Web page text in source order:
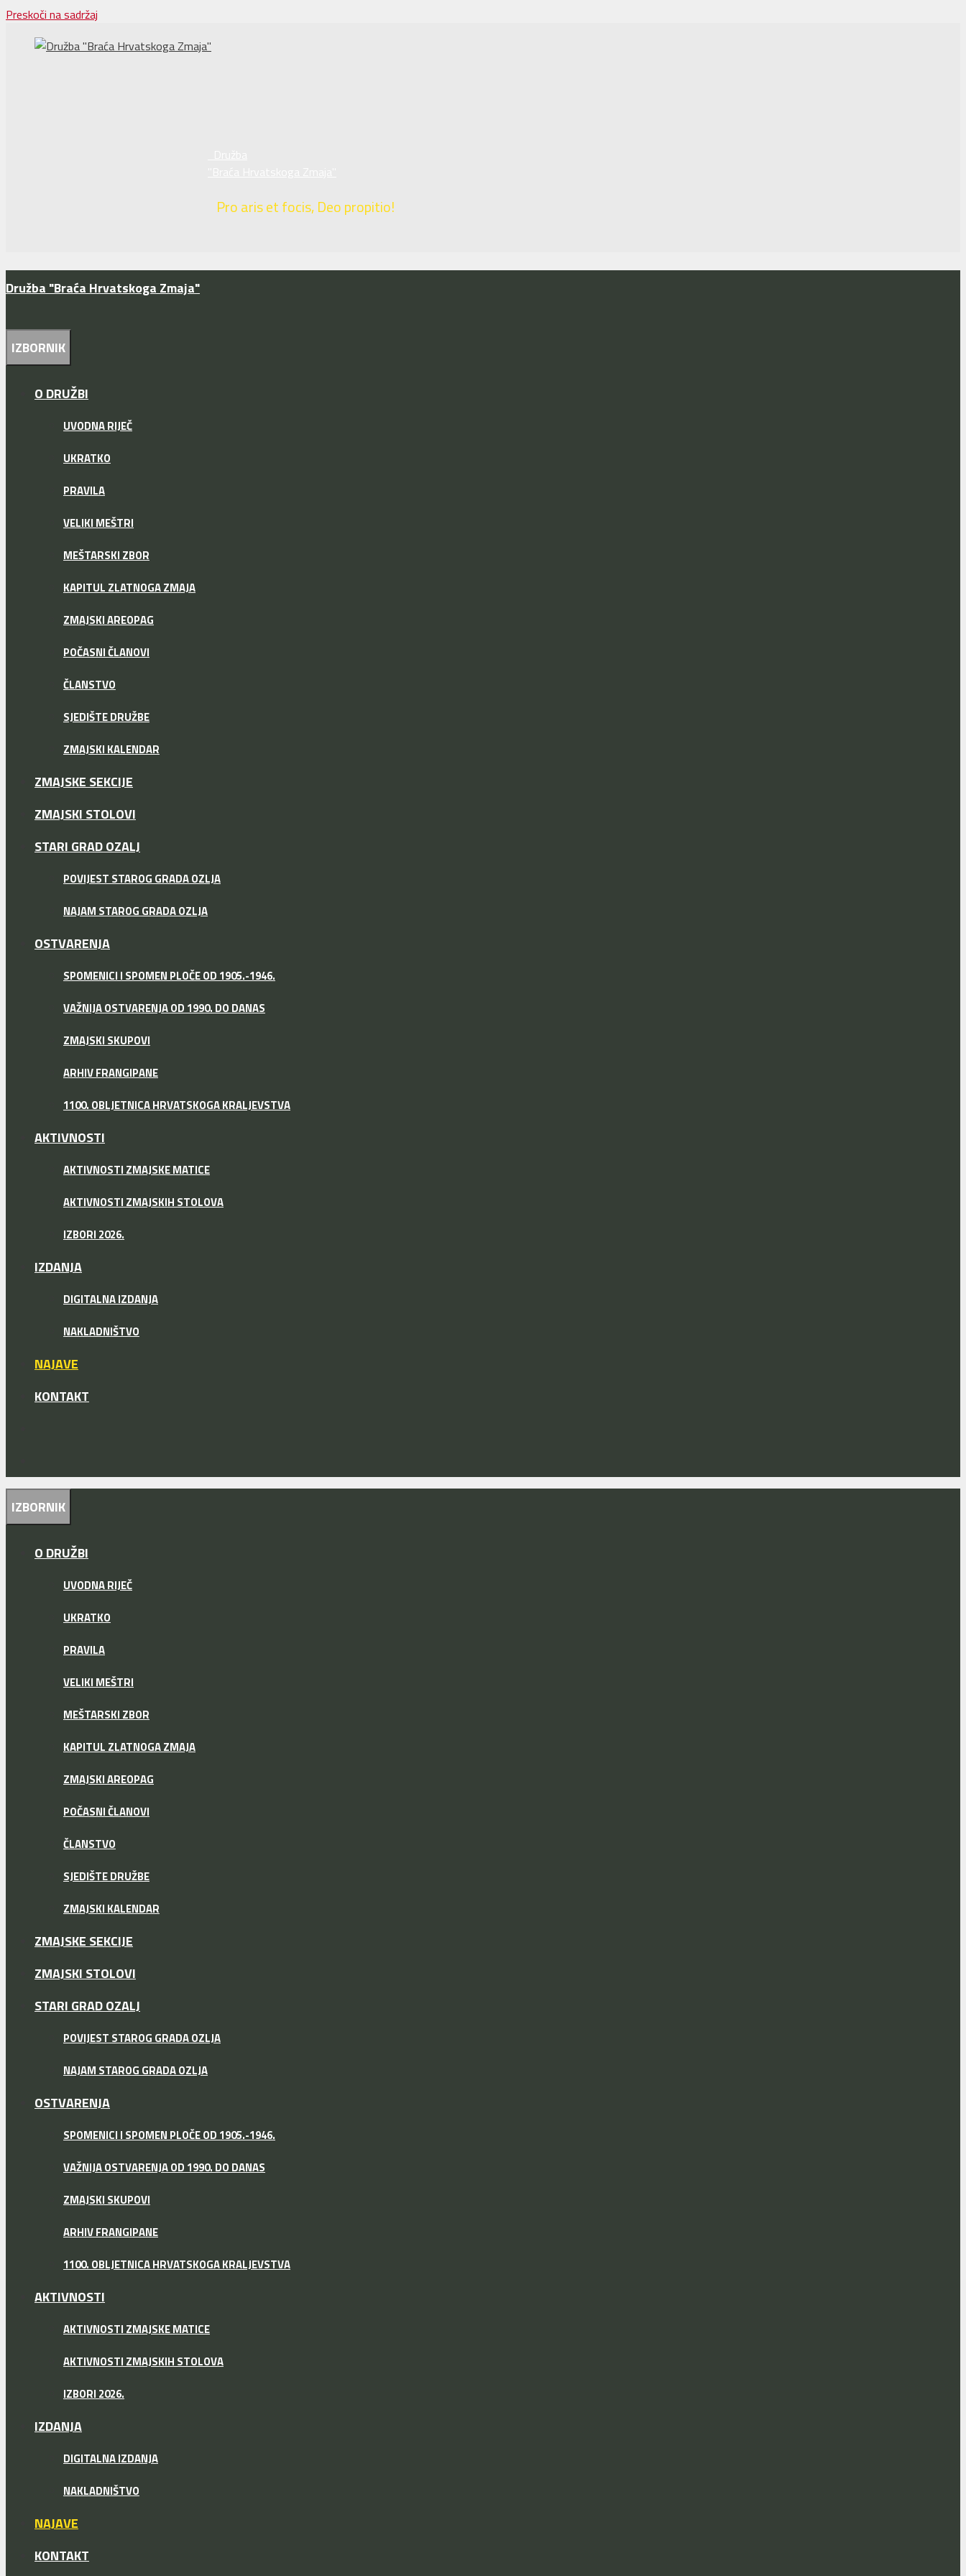
Preskoči na sadržaj
Pro aris et focis, Deo propitio!
Družba "Braća Hrvatskoga Zmaja"
IZBORNIK
O DRUŽBI
UVODNA RIJEČ
UKRATKO
PRAVILA
VELIKI MEŠTRI
MEŠTARSKI ZBOR
KAPITUL ZLATNOGA ZMAJA
ZMAJSKI AREOPAG
POČASNI ČLANOVI
ČLANSTVO
SJEDIŠTE DRUŽBE
ZMAJSKI KALENDAR
ZMAJSKE SEKCIJE
ZMAJSKI STOLOVI
STARI GRAD OZALJ
POVIJEST STAROG GRADA OZLJA
NAJAM STAROG GRADA OZLJA
OSTVARENJA
SPOMENICI I SPOMEN PLOČE OD 1905.-1946.
VAŽNIJA OSTVARENJA OD 1990. DO DANAS
ZMAJSKI SKUPOVI
ARHIV FRANGIPANE
1100. OBLJETNICA HRVATSKOGA KRALJEVSTVA
AKTIVNOSTI
AKTIVNOSTI ZMAJSKE MATICE
AKTIVNOSTI ZMAJSKIH STOLOVA
IZBORI 2026.
IZDANJA
DIGITALNA IZDANJA
NAKLADNIŠTVO
NAJAVE
KONTAKT
IZBORNIK
O DRUŽBI
UVODNA RIJEČ
UKRATKO
PRAVILA
VELIKI MEŠTRI
MEŠTARSKI ZBOR
KAPITUL ZLATNOGA ZMAJA
ZMAJSKI AREOPAG
POČASNI ČLANOVI
ČLANSTVO
SJEDIŠTE DRUŽBE
ZMAJSKI KALENDAR
ZMAJSKE SEKCIJE
ZMAJSKI STOLOVI
STARI GRAD OZALJ
POVIJEST STAROG GRADA OZLJA
NAJAM STAROG GRADA OZLJA
OSTVARENJA
SPOMENICI I SPOMEN PLOČE OD 1905.-1946.
VAŽNIJA OSTVARENJA OD 1990. DO DANAS
ZMAJSKI SKUPOVI
ARHIV FRANGIPANE
1100. OBLJETNICA HRVATSKOGA KRALJEVSTVA
AKTIVNOSTI
AKTIVNOSTI ZMAJSKE MATICE
AKTIVNOSTI ZMAJSKIH STOLOVA
IZBORI 2026.
IZDANJA
DIGITALNA IZDANJA
NAKLADNIŠTVO
NAJAVE
KONTAKT